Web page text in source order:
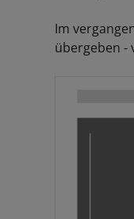
Im
übergeben -